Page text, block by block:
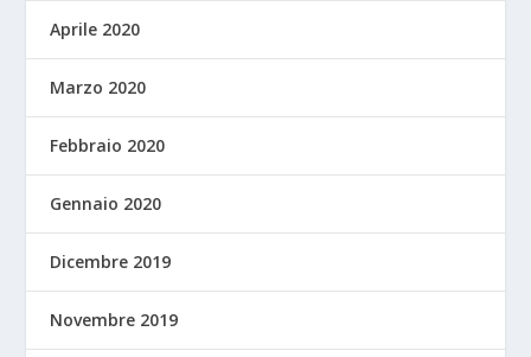
Aprile 2020
Marzo 2020
Febbraio 2020
Gennaio 2020
Dicembre 2019
Novembre 2019